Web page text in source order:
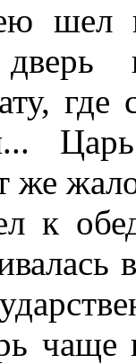
шел к
где
же
к